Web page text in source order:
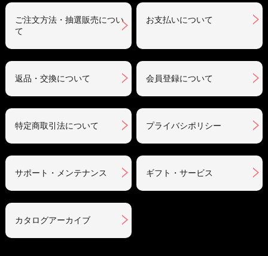
ご注文方法・抽選販売につい
て
お支払いについて
返品・交換について 会員登録について
特定商取引法について プライバシポリシー
サポート・メンテナンス ギフト・サービス
カタログアーカイブ